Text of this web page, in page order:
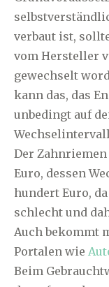
verbaut ist,
vom Hersteller
gewechselt
kann das, das
unbedingt auf
Der
Euro, dessen
hundert Euro,
schlecht und
Auch bekommt
Portalen wie
Beim